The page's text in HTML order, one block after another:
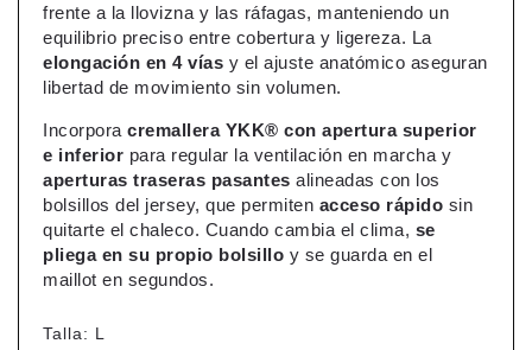
frente a la llovizna y las ráfagas, manteniendo un
equilibrio preciso entre cobertura y ligereza. La
elongación en 4 vías y el ajuste anatómico aseguran
libertad de movimiento sin volumen.
Incorpora cremallera YKK® con apertura superior
e inferior para regular la ventilación en marcha y
aperturas traseras pasantes alineadas con los
bolsillos del jersey, que permiten acceso rápido sin
quitarte el chaleco. Cuando cambia el clima, se
pliega en su propio bolsillo y se guarda en el
maillot en segundos.
Talla: L